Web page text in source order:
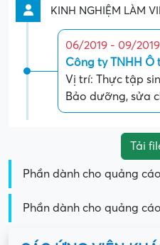
KINH NGHIỆM LÀM
06/2019 - 09/2019
Công ty TNHH Ô
Vị trí: Thực tập
Bảo dưỡng, sửa
Tải
Phần dành cho quảng cáo
Phần dành cho quảng cáo